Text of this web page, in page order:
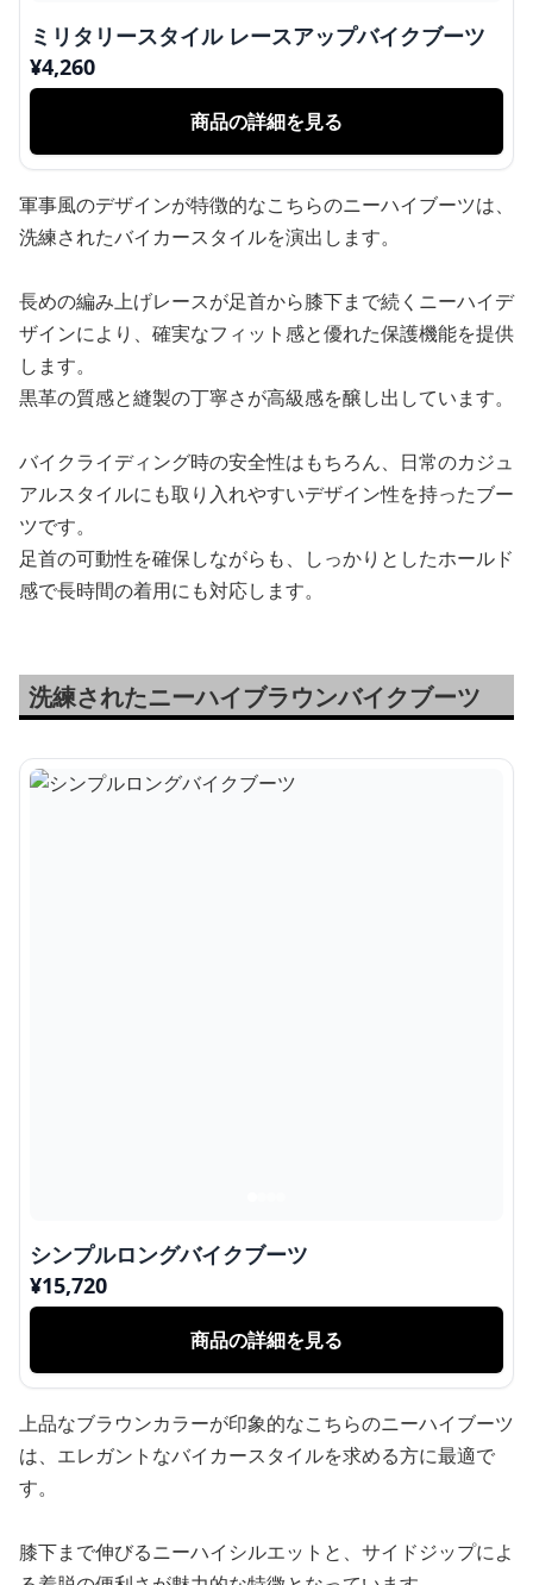
ミリタリースタイル レースアップバイクブーツ
¥4,260
商品の詳細を見る
軍事風のデザインが特徴的なこちらのニーハイブーツは、
洗練されたバイカースタイルを演出します。
長めの編み上げレースが足首から膝下まで続くニーハイデ
ザインにより、確実なフィット感と優れた保護機能を提供
します。
黒革の質感と縫製の丁寧さが高級感を醸し出しています。
バイクライディング時の安全性はもちろん、日常のカジュ
アルスタイルにも取り入れやすいデザイン性を持ったブー
ツです。
足首の可動性を確保しながらも、しっかりとしたホールド
感で長時間の着用にも対応します。
洗練されたニーハイブラウンバイクブーツ
シンプルロングバイクブーツ
¥15,720
商品の詳細を見る
上品なブラウンカラーが印象的なこちらのニーハイブーツ
は、エレガントなバイカースタイルを求める方に最適で
す。
膝下まで伸びるニーハイシルエットと、サイドジップによ